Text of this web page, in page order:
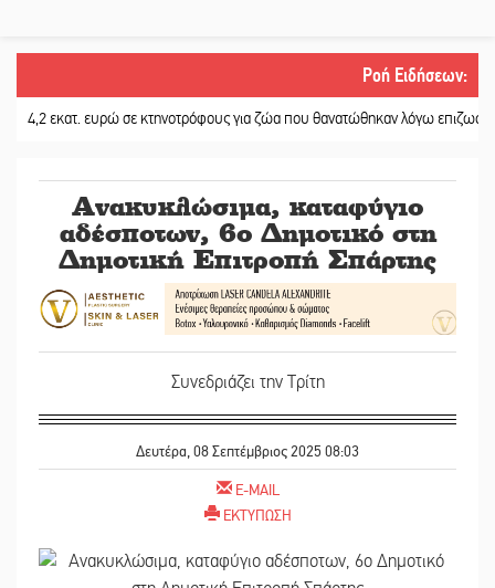
Ροή Ειδήσεων:
ευρώ σε κτηνοτρόφους για ζώα που θανατώθηκαν λόγω επιζωοτιών ||
Ανακυκλώσιμα, καταφύγιο
αδέσποτων, 6ο Δημοτικό στη
Δημοτική Επιτροπή Σπάρτης
Συνεδριάζει την Τρίτη
Δευτέρα, 08 Σεπτέμβριος 2025 08:03
E-MAIL
ΕΚΤΥΠΩΣΗ